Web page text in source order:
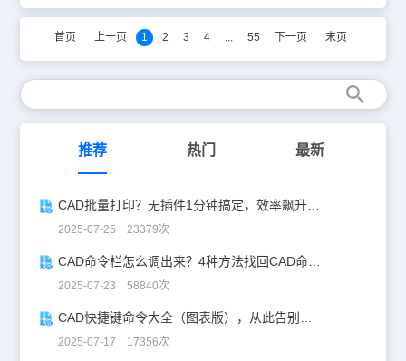
方法步骤：1、在浩辰CAD机械软件中打开图纸后，点击菜单栏中的
【浩辰机械】，在下拉菜单中依次点击【明细表】—【隐藏序号】，
被隐藏后仍然保存在文件中，只是在绘图窗口中隐藏而已。上述机械
CAD制图教程小编给大家分享了浩辰CAD机械软件中隐藏序号的方
首页 上一页 1 2 3 4 ... 55 下一页 末页
推荐 热门 最新
CAD批量打印？无插件1分钟搞定，效率飙升90%！
2025-07-25 23379次
CAD命令栏怎么调出来？4种方法找回CAD命令栏
2025-07-23 58840次
CAD快捷键命令大全（图表版），从此告别低效绘图！
2025-07-17 17356次